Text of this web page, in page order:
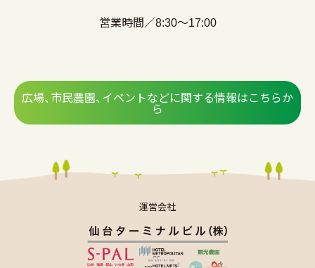
営業時間／8:30～17:00
広場、市民農園、イベントなどに関する情報はこちらか
ら
運営会社